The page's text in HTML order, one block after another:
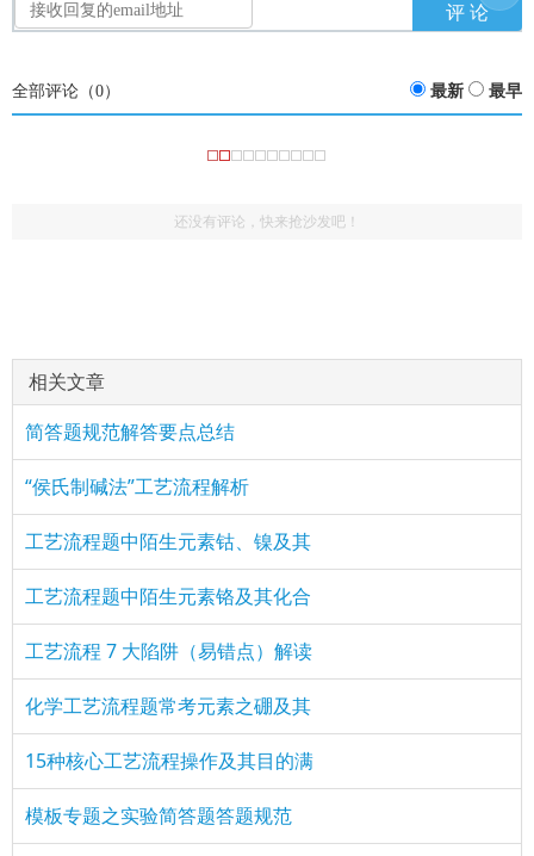
全部评论（0） 最新 最早
还没有评论，快来抢沙发吧！
相关文章
简答题规范解答要点总结
“侯氏制碱法”工艺流程解析
工艺流程题中陌生元素钴、镍及其
工艺流程题中陌生元素铬及其化合
工艺流程 7 大陷阱（易错点）解读
化学工艺流程题常考元素之硼及其
15种核心工艺流程操作及其目的满
模板专题之实验简答题答题规范